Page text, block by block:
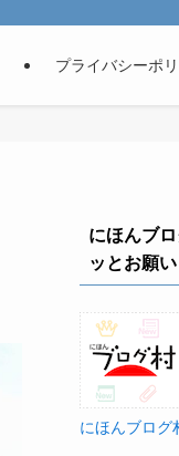
プライバシーポ
にほんブ
ッとお願
にほんブログ